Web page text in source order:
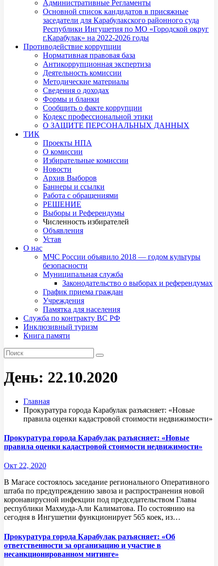
Административные Регламенты
Основной список кандидатов в присяжные
заседатели для Карабулакского районного суда
Республики Ингушетия по МО «Городской округ
г.Карабулак» на 2022-2026 годы
Противодействие коррупции
Нормативная правовая база
Антикоррупционная экспертиза
Деятельность комиссии
Методические материалы
Сведения о доходах
Формы и бланки
Сообщить о факте коррупции
Кодекс профессиональной этики
О ЗАЩИТЕ ПЕРСОНАЛЬНЫХ ДАННЫХ
ТИК
Проекты НПА
О комиссии
Избирательные комиссии
Новости
Архив Выборов
Баннеры и ссылки
Работа с обращениями
РЕШЕНИЕ
Выборы и Референдумы
Численность избирателей
Объявления
Устав
О нас
МЧС России объявило 2018 — годом культуры
безопасности
Муниципальная служба
Законодательство о выборах и референдумах
График приема граждан
Учреждения
Памятка для населения
Служба по контракту ВС РФ
Инклюзивный туризм
Книга памяти
День: 22.10.2020
Главная
Прокуратура города Карабулак разъясняет: «Новые
правила оценки кадастровой стоимости недвижимости»
Прокуратура города Карабулак разъясняет: «Новые
правила оценки кадастровой стоимости недвижимости»
Окт 22, 2020
В Магасе состоялось заседание регионального Оперативного
штаба по предупреждению завоза и распространения новой
коронавирусной инфекции под председательством Главы
республики Махмуда-Али Калиматова. По состоянию на
сегодня в Ингушетии функционирует 565 коек, из…
Прокуратура города Карабулак разъясняет: «Об
ответственности за организацию и участие в
несанкционированном митинге»